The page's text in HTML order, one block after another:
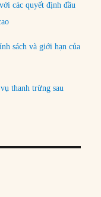
các quyết định đầu
sách và giới hạn của
thanh trừng sau